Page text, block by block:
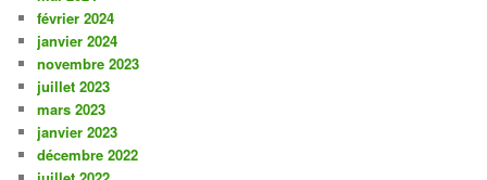
février 2024
janvier 2024
novembre 2023
juillet 2023
mars 2023
janvier 2023
décembre 2022